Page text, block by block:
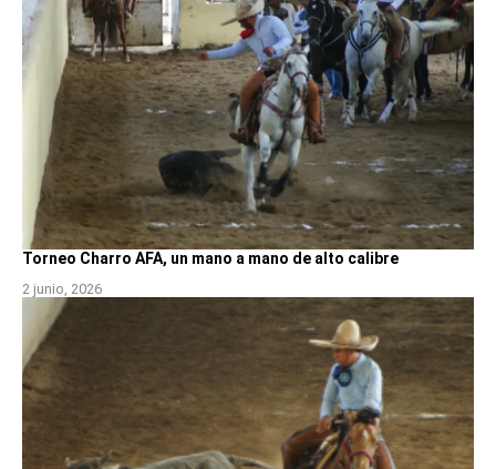
Torneo Charro AFA, un mano a mano de alto calibre
2 junio, 2026